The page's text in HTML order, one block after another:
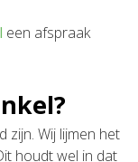
een afspraak
zijn. Wij lijmen het
houdt wel in dat